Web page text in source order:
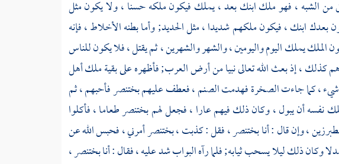
الشبه ، فهو ملك ابنك بعد ، يملك فيكون ملكه حسنا ، ولا يكون مثل
بعدك ابنك ، فيكون ملكهم شديدا ، مثل الحديد; وأما بطنه الأخلاط ، فإنه
الملك يملك اليوم واليومين ، والشهر والشهرين ، ثم يقتل ، فلا يكون للناس
كذلك ، إذ بعث الله تعالى نبيا من أرض العرب; فأظهره على بقية ملك أهل
شيء ، كما جاءت الصخرة فهدمت الصنم ، فعطف عليهمبختنصرفأحبهم ، ثم
نفسه أن يبول ، وكان ذلك فيهم عارا ، فجعل لهمبختنصرطعاما ، فأكلوا
، وإن قال : أنابختنصر ،فقل : كذبت ،بختنصرأمرني ، فحبس الله عن
وكان ذلك ليلا يسحب ثيابه; فلما رآه البواب شد عليه ، فقال : أنابختنصر ،